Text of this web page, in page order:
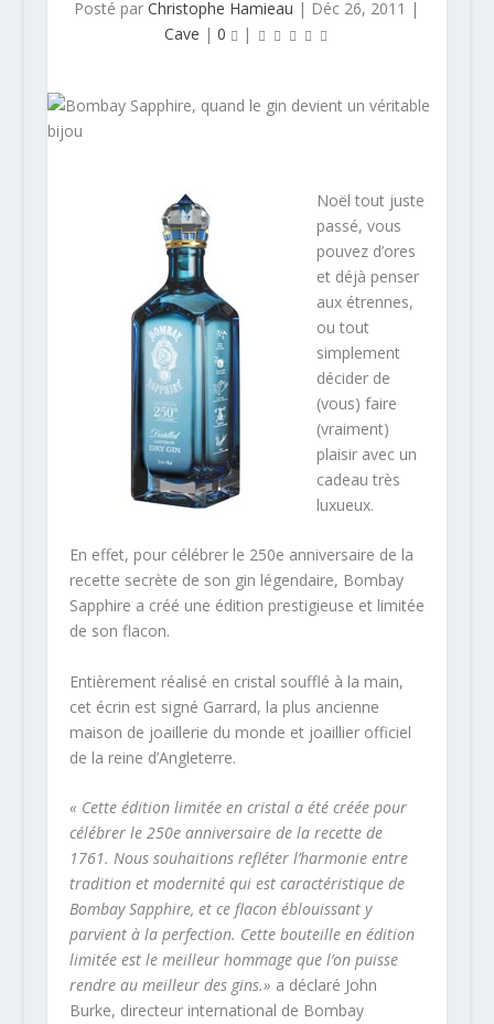
Posté parChristophe Hamieau | Déc 26, 2011 |
Cave |0 |
Noël tout juste
passé, vous
pouvez d’ores
et déjà penser
aux étrennes,
ou tout
simplement
décider de
(vous) faire
(vraiment)
plaisir avec un
cadeau très
luxueux.
En effet, pour célébrer le 250e anniversaire de la
recette secrète de son gin légendaire, Bombay
Sapphire a créé une édition prestigieuse et limitée
de son flacon.
Entièrement réalisé en cristal soufflé à la main,
cet écrin est signé Garrard, la plus ancienne
maison de joaillerie du monde et joaillier officiel
de la reine d’Angleterre.
« Cette édition limitée en cristal a été créée pour
célébrer le 250e anniversaire de la recette de
1761. Nous souhaitions refléter l’harmonie entre
tradition et modernité qui est caractéristique de
Bombay Sapphire, et ce flacon éblouissant y
parvient à la perfection. Cette bouteille en édition
limitée est le meilleur hommage que l’on puisse
rendre au meilleur des gins.» a déclaré John
Burke, directeur international de Bombay